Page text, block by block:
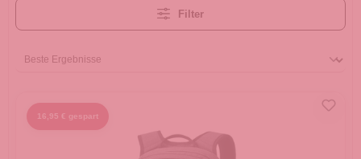
Filter
16,95 € gespart